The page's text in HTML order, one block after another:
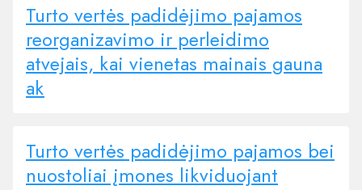
Turto vertės padidėjimo pajamos
reorganizavimo ir perleidimo
atvejais, kai vienetas mainais gauna
ak
Turto vertės padidėjimo pajamos bei
nuostoliai įmones likviduojant